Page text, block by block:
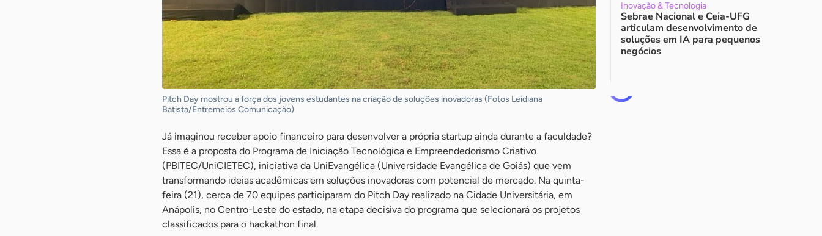
Pitch Day mostrou a força dos jovens estudantes na criação de soluções inovadoras (Fotos Leidiana
Batista/Entremeios Comunicação)
Já imaginou receber apoio financeiro para desenvolver a própria startup ainda durante a faculdade?
Essa é a proposta do Programa de Iniciação Tecnológica e Empreendedorismo Criativo
(PBITEC/UniCIETEC), iniciativa da UniEvangélica (Universidade Evangélica de Goiás) que vem
transformando ideias acadêmicas em soluções inovadoras com potencial de mercado. Na quinta-
feira (21), cerca de 70 equipes participaram do Pitch Day realizado na Cidade Universitária, em
Anápolis, no Centro-Leste do estado, na etapa decisiva do programa que selecionará os projetos
classificados para o hackathon final.
Inovação & Tecnologia
Sebrae Nacional e Ceia-UFG
articulam desenvolvimento de
soluções em IA para pequenos
negócios